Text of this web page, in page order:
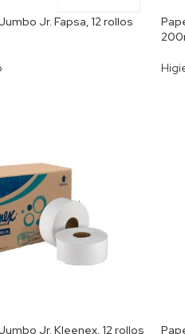
Jr. Fapsa, 12 rollos
Jr. Kleenex, 12 rollos